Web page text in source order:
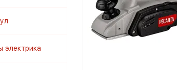
электрика